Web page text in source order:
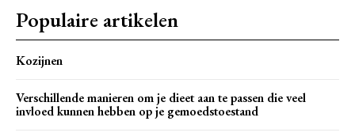
Populaire artikelen
Kozijnen
Verschillende manieren om je dieet aan te passen die veel
invloed kunnen hebben op je gemoedstoestand